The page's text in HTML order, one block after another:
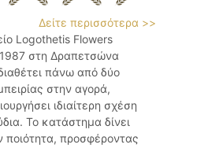
Δείτε περισσότερα >>
Logothetis Flowers
1987 στη Δραπετσώνα
πάνω από δύο
στην αγορά,
ιδιαίτερη σχέση
Το κατάστημα δίνει
προσφέροντας